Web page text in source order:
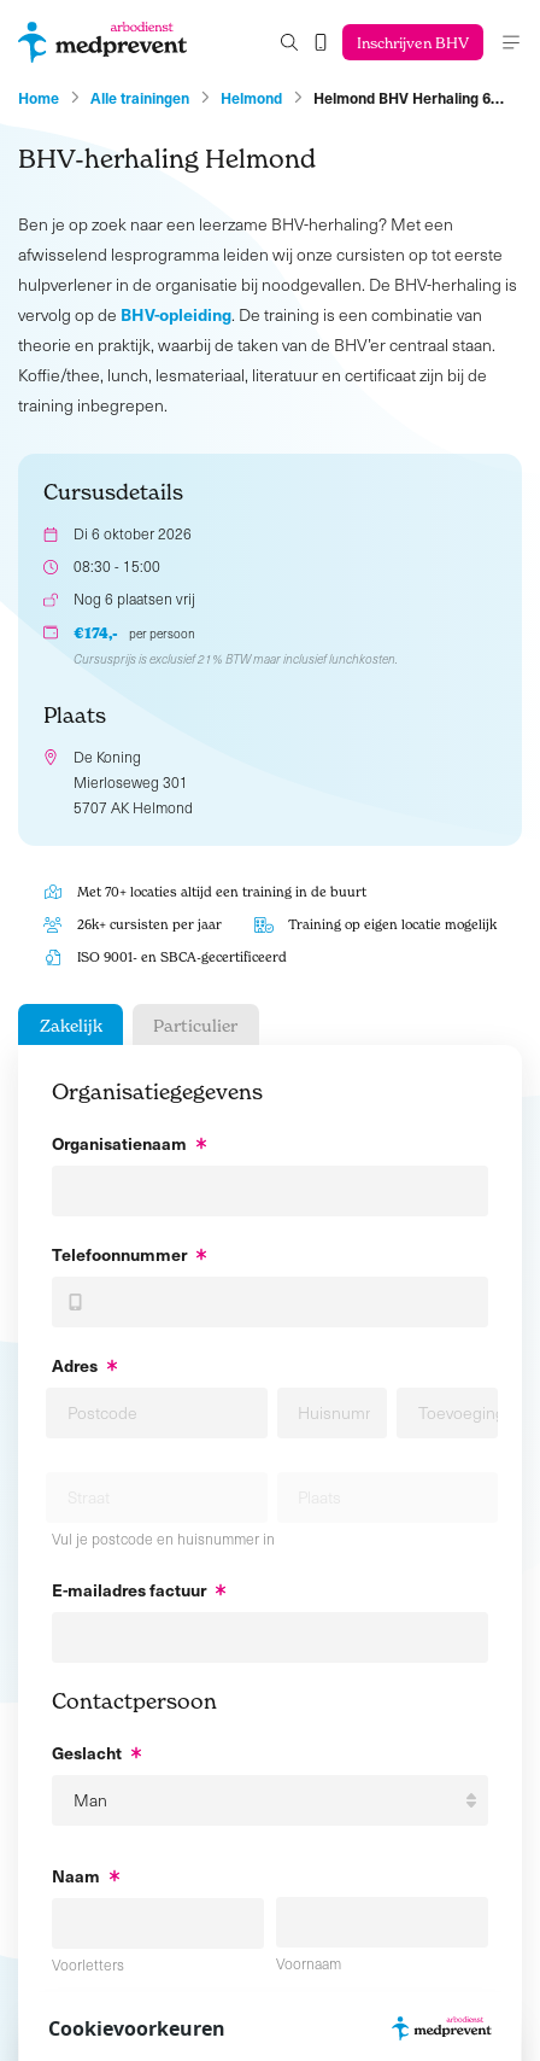
Inschrijven BHV
Home Alle trainingen Helmond Helmond BHV Herhaling 6…
BHV-herhaling Helmond
Ben je op zoek naar een leerzame BHV-herhaling? Met een
afwisselend lesprogramma leiden wij onze cursisten op tot eerste
hulpverlener in de organisatie bij noodgevallen. De BHV-herhaling is
vervolg op de BHV-opleiding. De training is een combinatie van
theorie en praktijk, waarbij de taken van de BHV’er centraal staan.
Koffie/thee, lunch, lesmateriaal, literatuur en certificaat zijn bij de
training inbegrepen.
Cursusdetails
Di 6 oktober 2026
08:30 - 15:00
Nog 6 plaatsen vrij
€174,-
per persoon
Cursusprijs is exclusief 21% BTW maar inclusief lunchkosten.
Plaats
De Koning
Mierloseweg 301
5707 AK Helmond
Met 70+ locaties altijd een training in de buurt
26k+ cursisten per jaar Training op eigen locatie mogelijk
ISO 9001- en SBCA-gecertificeerd
Zakelijk Particulier
Organisatiegegevens
Organisatienaam
Telefoonnummer
Adres
Vul je postcode en huisnummer in
E-mailadres factuur
Contactpersoon
Geslacht
Naam
Voorletters Voornaam
Cookievoorkeuren